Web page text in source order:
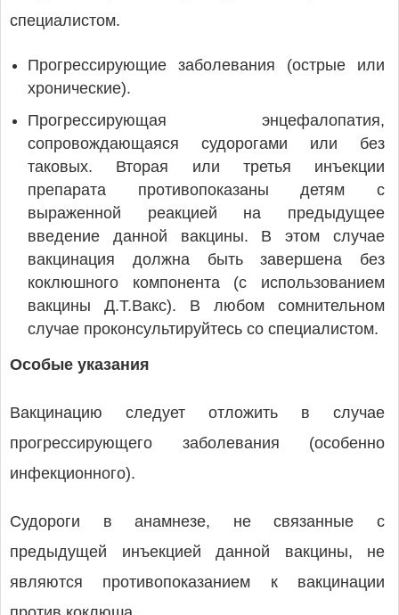
специалистом.
Прогрессирующие заболевания (острые или
хронические).
Прогрессирующая энцефалопатия,
сопровождающаяся судорогами или без
таковых. Вторая или третья инъекции
препарата противопоказаны детям с
выраженной реакцией на предыдущее
введение данной вакцины. В этом случае
вакцинация должна быть завершена без
коклюшного компонента (с использованием
вакцины Д.Т.Вакс). В любом сомнительном
случае проконсультируйтесь со специалистом.
Особые указания
Вакцинацию следует отложить в случае
прогрессирующего заболевания (особенно
инфекционного).
Судороги в анамнезе, не связанные с
предыдущей инъекцией данной вакцины, не
являются противопоказанием к вакцинации